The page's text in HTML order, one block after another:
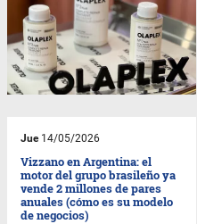
Jue14/05/2026
Vizzano en Argentina: el
motor del grupo brasileño ya
vende 2 millones de pares
anuales (cómo es su modelo
de negocios)